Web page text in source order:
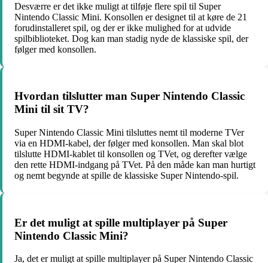
Desværre er det ikke muligt at tilføje flere spil til Super
Nintendo Classic Mini. Konsollen er designet til at køre de 21
forudinstalleret spil, og der er ikke mulighed for at udvide
spilbiblioteket. Dog kan man stadig nyde de klassiske spil, der
følger med konsollen.
Hvordan tilslutter man Super Nintendo Classic
Mini til sit TV?
Super Nintendo Classic Mini tilsluttes nemt til moderne TVer
via en HDMI-kabel, der følger med konsollen. Man skal blot
tilslutte HDMI-kablet til konsollen og TVet, og derefter vælge
den rette HDMI-indgang på TVet. På den måde kan man hurtigt
og nemt begynde at spille de klassiske Super Nintendo-spil.
Er det muligt at spille multiplayer på Super
Nintendo Classic Mini?
Ja, det er muligt at spille multiplayer på Super Nintendo Classic